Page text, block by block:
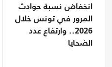
انخفاض نسبة حوادث
المرور في تونس خلال
2026.. وارتفاع عدد
الضحايا